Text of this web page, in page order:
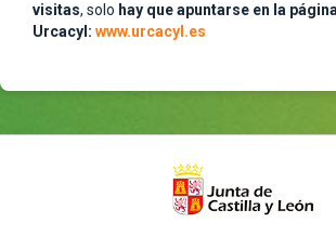
visitas, solo hay que apuntarse en la
Urcacyl: www.urcacyl.es